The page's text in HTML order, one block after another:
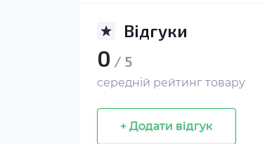
Відгуки
0 / 5
середній рейтинг товару
+ Додати відгук